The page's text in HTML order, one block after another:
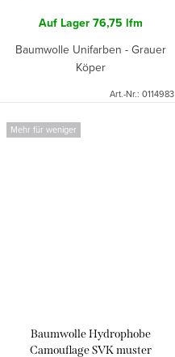
Auf Lager76,75 lfm
Baumwolle Unifarben - Grauer
Köper
Art.-Nr.: 0114983
Mehr für weniger
Baumwolle Hydrophobe
Camouflage SVK muster